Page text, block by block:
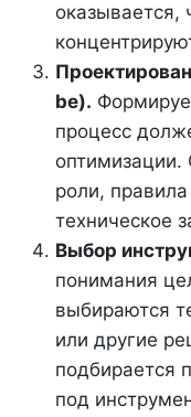
оказывается,
be).
процесс
роли,
техническое
Выбор
понимания
выбираются
или другие
подбирается
под